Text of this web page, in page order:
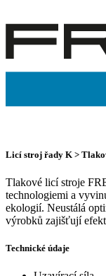
Licí stroj řady K >
Tlakové licí stroje
technologiemi a
ekologií. Neustálá
výrobků zajišťují
Technické údaje